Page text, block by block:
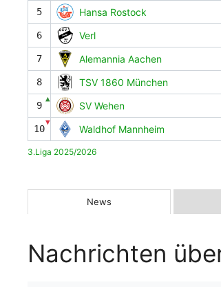
5 Hansa Rostock
6 Verl
7 Alemannia Aachen
8 TSV 1860 München
9
▲
SV Wehen
10
▼
Waldhof Mannheim
3.Liga 2025/2026
News
Nachrichten